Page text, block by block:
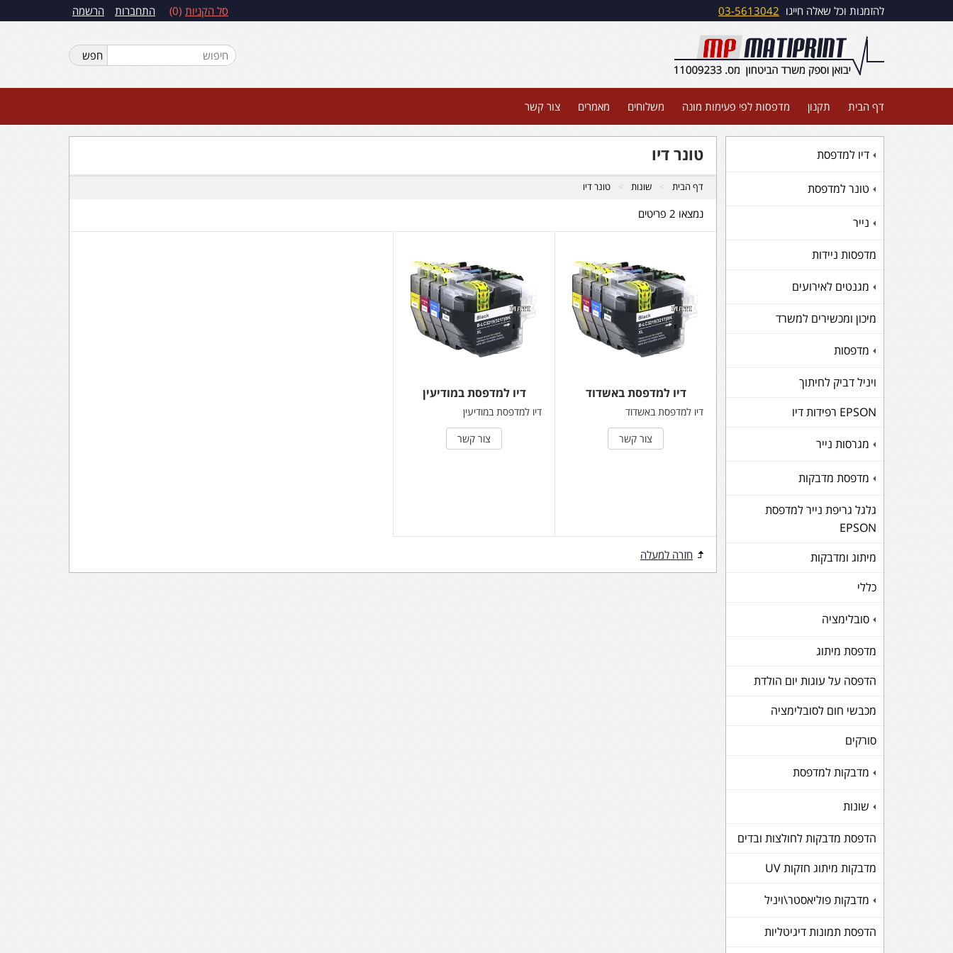
התחברות הרשמה סל הקניות 0 להזמנות וכל שאלה חייגו 03-5613042
דף הבית תקנון מדפסות לפי פעימות מונה משלוחים מאמרים צור קשר
+
דיו למדפסת
+
טונר למדפסת
+
נייר
מדפסות ניידות
+
מגנטים לאירועים
מיכון ומכשירים למשרד
+
מדפסות
ויניל דביק לחיתוך
EPSON רפידות דיו
+
מגרסות נייר
+
מדפסת מדבקות
גלגל גריפת נייר למדפסת
EPSON
מיתוג ומדבקות
כללי
+
סובלימציה
מדפסת מיתוג
הדפסה על עוגות יום הולדת
מכבשי חום לסובלימציה
סורקים
+
מדבקות למדפסת
+
שונות
הדפסת מדבקות לחולצות ובדים
מדבקות מיתוג חזקות UV
+
מדבקות פוליאסטר\ויניל
הדפסת תמונות דיגיטליות
טונר דיו
דף הבית שונות טונר דיו
נמצאו 2 פריטים
דיו למדפסת באשדוד
דיו למדפסת באשדוד
צור קשר
דיו למדפסת במודיעין
דיו למדפסת במודיעין
צור קשר
חזרה למעלה